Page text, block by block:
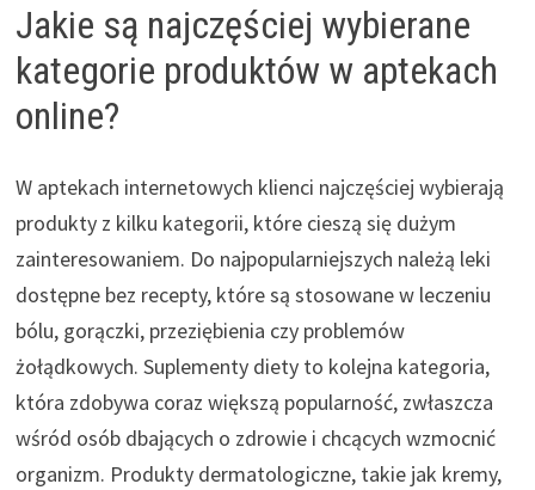
Jakie są najczęściej wybierane
kategorie produktów w aptekach
online?
W aptekach internetowych klienci najczęściej wybierają
produkty z kilku kategorii, które cieszą się dużym
zainteresowaniem. Do najpopularniejszych należą leki
dostępne bez recepty, które są stosowane w leczeniu
bólu, gorączki, przeziębienia czy problemów
żołądkowych. Suplementy diety to kolejna kategoria,
która zdobywa coraz większą popularność, zwłaszcza
wśród osób dbających o zdrowie i chcących wzmocnić
organizm. Produkty dermatologiczne, takie jak kremy,